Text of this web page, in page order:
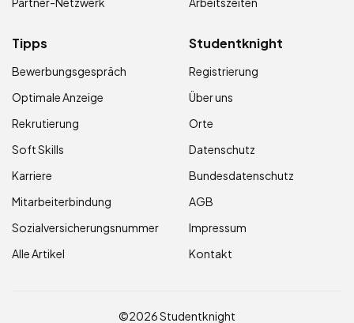
Tipps
Bewerbungsgespräch
Optimale Anzeige
Rekrutierung
Soft Skills
Karriere
Mitarbeiterbindung
Sozialversicherungsnummer
Alle Artikel
Studentknight
Registrierung
Über uns
Orte
Datenschutz
Bundesdatenschutz
AGB
Impressum
Kontakt
©2026 Studentknight